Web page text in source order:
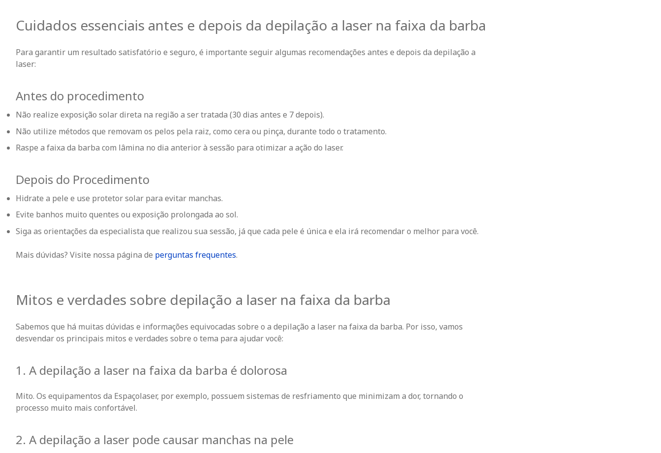
Cuidados essenciais antes e depois da depilação a laser na faixa da barba
Para garantir um resultado satisfatório e seguro, é importante seguir algumas recomendações antes e depois da depilação a
laser:
Antes do procedimento
Não realize exposição solar direta na região a ser tratada (30 dias antes e 7 depois).
Não utilize métodos que removam os pelos pela raiz, como cera ou pinça, durante todo o tratamento.
Raspe a faixa da barba com lâmina no dia anterior à sessão para otimizar a ação do laser.
Depois do Procedimento
Hidrate a pele e use protetor solar para evitar manchas.
Evite banhos muito quentes ou exposição prolongada ao sol.
Siga as orientações da especialista que realizou sua sessão, já que cada pele é única e ela irá recomendar o melhor para você.
Mais dúvidas? Visite nossa página de perguntas frequentes.
Mitos e verdades sobre depilação a laser na faixa da barba
Sabemos que há muitas dúvidas e informações equivocadas sobre o a depilação a laser na faixa da barba. Por isso, vamos
desvendar os principais mitos e verdades sobre o tema para ajudar você:
1. A depilação a laser na faixa da barba é dolorosa
Mito. Os equipamentos da Espaçolaser, por exemplo, possuem sistemas de resfriamento que minimizam a dor, tornando o
processo muito mais confortável.
2. A depilação a laser pode causar manchas na pele